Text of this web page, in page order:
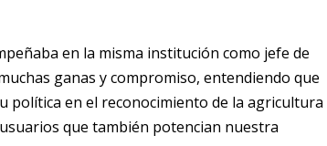
en la misma institución como jefe de
ganas y compromiso, entendiendo que
política en el reconocimiento de la agricultura
que también potencian nuestra